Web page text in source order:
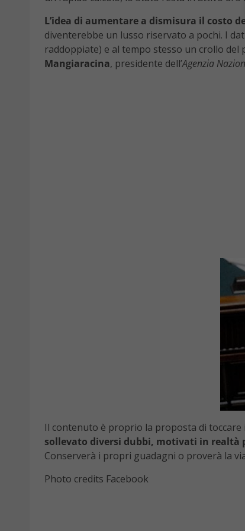
L’idea di aumentare a dismisura il costo
diventerebbe un lusso riservato a pochi. I
raddoppiate) e al tempo stesso un crollo del
Mangiaracina, presidente dell’Agenzia
Il contenuto è proprio la proposta di
sollevato diversi dubbi, motivati in
Conserverà i propri guadagni o proverà la
Photo credits Facebook